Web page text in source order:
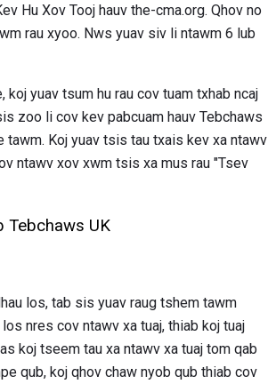
Hu Xov Tooj hauv the-cma.org. Qhov no
rau xyoo. Nws yuav siv li ntawm 6 lub
yuav tsum hu rau cov tuam txhab ncaj
zoo li cov kev pabcuam hauv Tebchaws
Koj yuav tsis tau txais kev xa ntawv
ntawv xov xwm tsis xa mus rau "Tsev
Tebchaws UK
los, tab sis yuav raug tshem tawm
nres cov ntawv xa tuaj, thiab koj tuaj
koj tseem tau xa ntawv xa tuaj tom qab
qub, koj qhov chaw nyob qub thiab cov